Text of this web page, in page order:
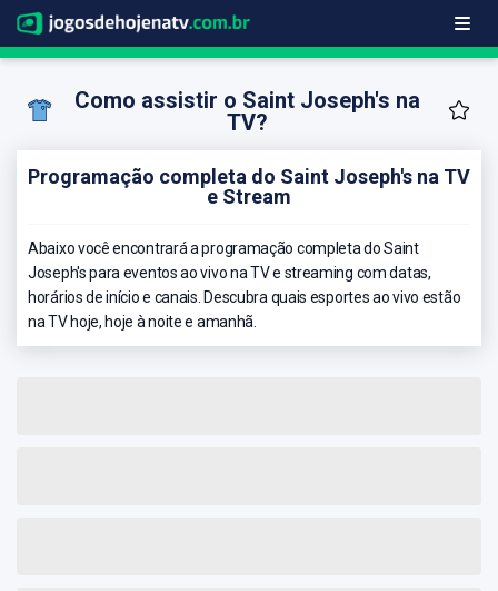
Como assistir o Saint Joseph's na
TV?
Programação completa do Saint Joseph's na TV
e Stream
Abaixo você encontrará a programação completa do Saint
Joseph's para eventos ao vivo na TV e streaming com datas,
horários de início e canais. Descubra quais esportes ao vivo estão
na TV hoje, hoje à noite e amanhã.